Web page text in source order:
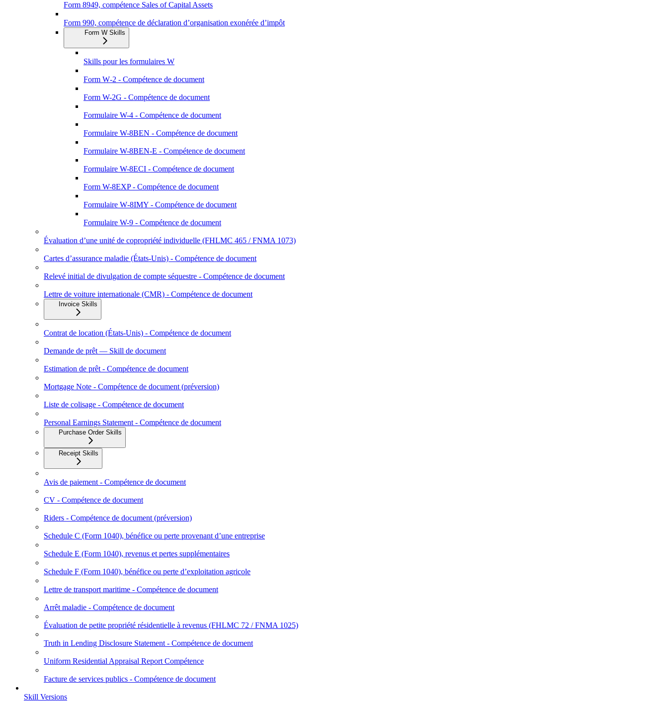
Form 8949, compétence Sales of Capital Assets
Form 990, compétence de déclaration d’organisation exonérée d’impôt
Form W Skills
Skills pour les formulaires W
Form W‑2 - Compétence de document
Form W-2G - Compétence de document
Formulaire W-4 - Compétence de document
Formulaire W-8BEN - Compétence de document
Formulaire W-8BEN-E - Compétence de document
Formulaire W-8ECI - Compétence de document
Form W-8EXP - Compétence de document
Formulaire W‑8IMY - Compétence de document
Formulaire W-9 - Compétence de document
Évaluation d’une unité de copropriété individuelle (FHLMC 465 / FNMA 1073)
Cartes d’assurance maladie (États‑Unis) - Compétence de document
Relevé initial de divulgation de compte séquestre - Compétence de document
Lettre de voiture internationale (CMR) - Compétence de document
Invoice Skills
Contrat de location (États-Unis) - Compétence de document
Demande de prêt — Skill de document
Estimation de prêt - Compétence de document
Mortgage Note - Compétence de document (préversion)
Liste de colisage - Compétence de document
Personal Earnings Statement - Compétence de document
Purchase Order Skills
Receipt Skills
Avis de paiement - Compétence de document
CV - Compétence de document
Riders - Compétence de document (préversion)
Schedule C (Form 1040), bénéfice ou perte provenant d’une entreprise
Schedule E (Form 1040), revenus et pertes supplémentaires
Schedule F (Form 1040), bénéfice ou perte d’exploitation agricole
Lettre de transport maritime - Compétence de document
Arrêt maladie - Compétence de document
Évaluation de petite propriété résidentielle à revenus (FHLMC 72 / FNMA 1025)
Truth in Lending Disclosure Statement - Compétence de document
Uniform Residential Appraisal Report Compétence
Facture de services publics - Compétence de document
Skill Versions